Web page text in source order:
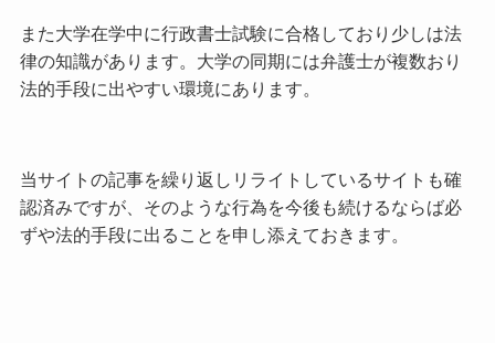
また大学在学中に行政書士試験に合格しており少しは法
律の知識があります。大学の同期には弁護士が複数おり
法的手段に出やすい環境にあります。
当サイトの記事を繰り返しリライトしているサイトも確
認済みですが、そのような行為を今後も続けるならば必
ずや法的手段に出ることを申し添えておきます。